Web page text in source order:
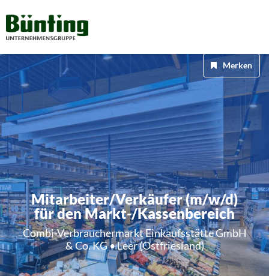
Mitarbeiter/Verkäufer (m/w/d)
für den Markt-/Kassenbereich
Combi-Verbrauchermarkt Einkaufsstätte GmbH
& Co. KG • Leer (Ostfriesland)
Merken